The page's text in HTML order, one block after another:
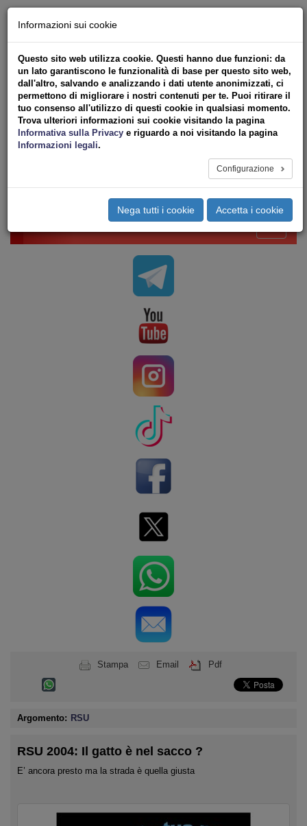
Iscriviti Online
Ricerca
Area Stampa
Privacy
VV.F.
UNIONE SINDACALE DI BASE SETTORE VIGILI
Toggle
Stampa Email Pdf
Argomento: RSU
RSU 2004: Il gatto è nel sacco ?
E’ ancora presto ma la strada è quella giusta
Informazioni sui cookie
Questo sito web utilizza cookie. Questi hanno due funzioni: da
un lato garantiscono le funzionalità di base per questo sito web,
dall'altro, salvando e analizzando i dati utente anonimizzati, ci
permettono di migliorare i nostri contenuti per te. Puoi ritirare il
tuo consenso all'utilizzo di questi cookie in qualsiasi momento.
Trova ulteriori informazioni sui cookie visitando la pagina
Informativa sulla Privacy e riguardo a noi visitando la pagina
Informazioni legali.
Configurazione
Nega tutti i cookie Accetta i cookie